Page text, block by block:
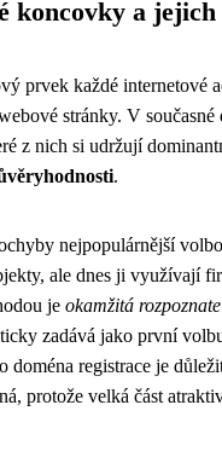
koncovky a jejich
prvek každé internetové
stránky. V
z nich si udržují
.
nejpopulárnější
ale dnes ji využívají
je okamžitá
zadává jako první
registrace je
protože velká část